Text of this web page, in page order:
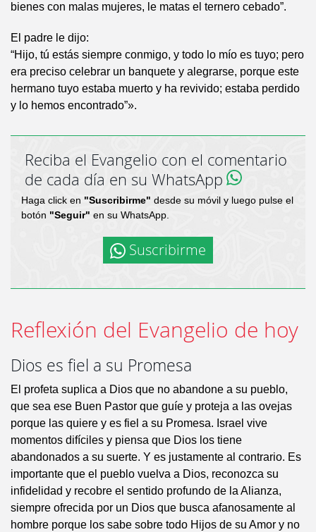
bienes con malas mujeres, le matas el ternero cebado”.
El padre le dijo:
“Hijo, tú estás siempre conmigo, y todo lo mío es tuyo; pero
era preciso celebrar un banquete y alegrarse, porque este
hermano tuyo estaba muerto y ha revivido; estaba perdido
y lo hemos encontrado”».
Reciba el Evangelio con el comentario
de cada día en su WhatsApp
Haga click en "Suscribirme" desde su móvil y luego pulse el
botón "Seguir" en su WhatsApp.
Suscribirme
Reflexión del Evangelio de hoy
Dios es fiel a su Promesa
El profeta suplica a Dios que no abandone a su pueblo,
que sea ese Buen Pastor que guíe y proteja a las ovejas
porque las quiere y es fiel a su Promesa. Israel vive
momentos difíciles y piensa que Dios los tiene
abandonados a su suerte. Y es justamente al contrario. Es
importante que el pueblo vuelva a Dios, reconozca su
infidelidad y recobre el sentido profundo de la Alianza,
siempre ofrecida por un Dios que busca afanosamente al
hombre porque los sabe sobre todo Hijos de su Amor y no